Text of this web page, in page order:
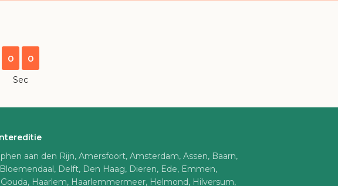
0 0
Sec
aan den Rijn, Amersfoort, Amsterdam, Assen, Baarn,
Delft, Den Haag, Dieren, Ede, Emmen,
Haarlem, Haarlemmermeer, Helmond, Hilversum,